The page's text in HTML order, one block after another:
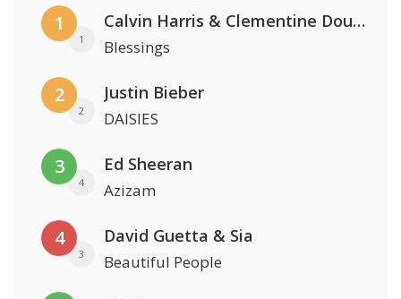
1
1
Calvin Harris & Clementine Douglas
Blessings
2
2
Justin Bieber
DAISIES
3
4
Ed Sheeran
Azizam
4
3
David Guetta & Sia
Beautiful People